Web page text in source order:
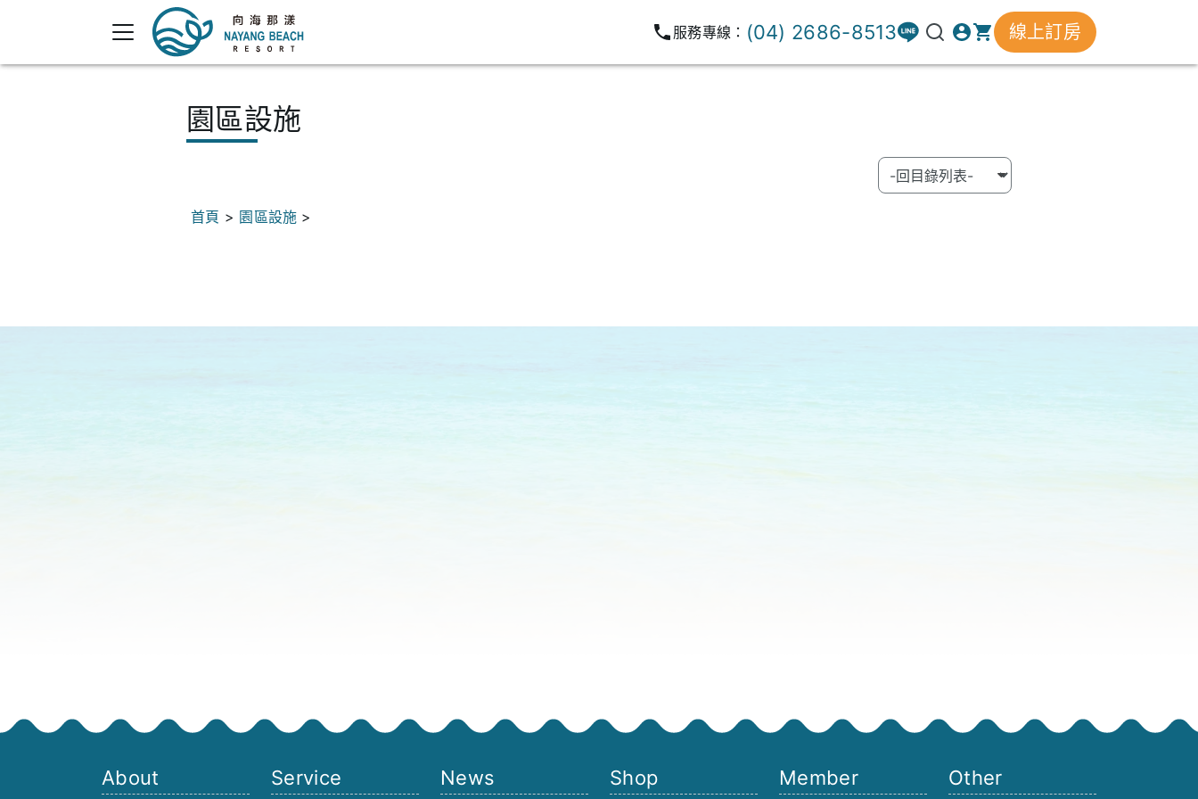
服務專線： (04) 2686-8513 線上訂房
園區設施
首頁 > 園區設施 >
About Service News Shop Member Other